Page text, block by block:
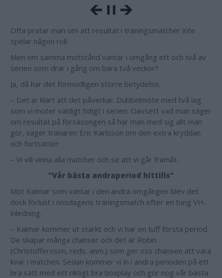
Ofta pratar man om att resultat i träningsmatcher inte
spelar någon roll.
Men om samma motstånd väntar i omgång ett och två av
serien som drar i gång om bara två veckor?
Ja, då har det förmodligen större betydelse.
– Det är klart att det påverkar. Dubbelmöte med två lag
som vi möter väldigt tidigt i serien. Oavsett vad man säger
om resultat på försäsongen så har man med sig allt man
gör, säger tränaren Eric Karlsson om den extra kryddan
och fortsätter:
– Vi vill vinna alla matcher och se att vi går framåt.
"Vår bästa andraperiod hittills"
Mot Kalmar som väntar i den andra omgången blev det
dock förlust i onsdagens träningsmatch efter en tung VH-
inledning.
– Kalmar kommer ut starkt och vi har en tuff första period.
De skapar många chanser och det är Robin
(Christoffersson, reds. anm.) som ger oss chansen att vara
kvar i matchen. Sedan kommer vi in i andra perioden på ett
bra sätt med ett riktigt bra boxplay och gör nog vår bästa